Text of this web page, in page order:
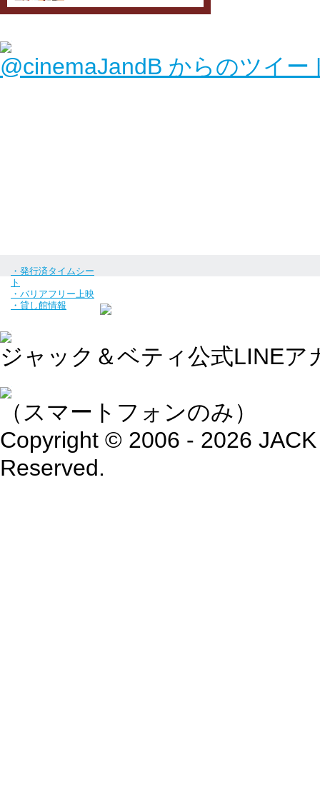
@cinemaJandB からのツイー
・発行済タイムシー
ト
・バリアフリー上映
・貸し館情報
ジャック＆ベティ公式LINEア
（スマートフォンのみ）
Copyright © 2006 - 2026
Reserved.